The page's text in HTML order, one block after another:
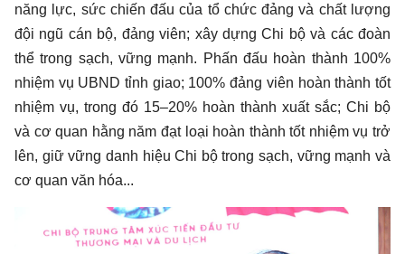
năng lực, sức chiến đấu của tổ chức đảng và chất lượng
đội ngũ cán bộ, đảng viên; xây dựng Chi bộ và các đoàn
thể trong sạch, vững mạnh. Phấn đấu hoàn thành 100%
nhiệm vụ UBND tỉnh giao; 100% đảng viên hoàn thành tốt
nhiệm vụ, trong đó 15–20% hoàn thành xuất sắc; Chi bộ
và cơ quan hằng năm đạt loại hoàn thành tốt nhiệm vụ trở
lên, giữ vững danh hiệu Chi bộ trong sạch, vững mạnh và
cơ quan văn hóa...